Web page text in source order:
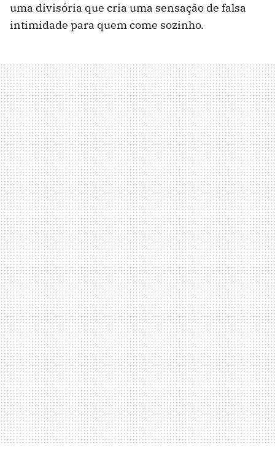
uma divisória que cria uma sensação de falsa
intimidade para quem come sozinho.